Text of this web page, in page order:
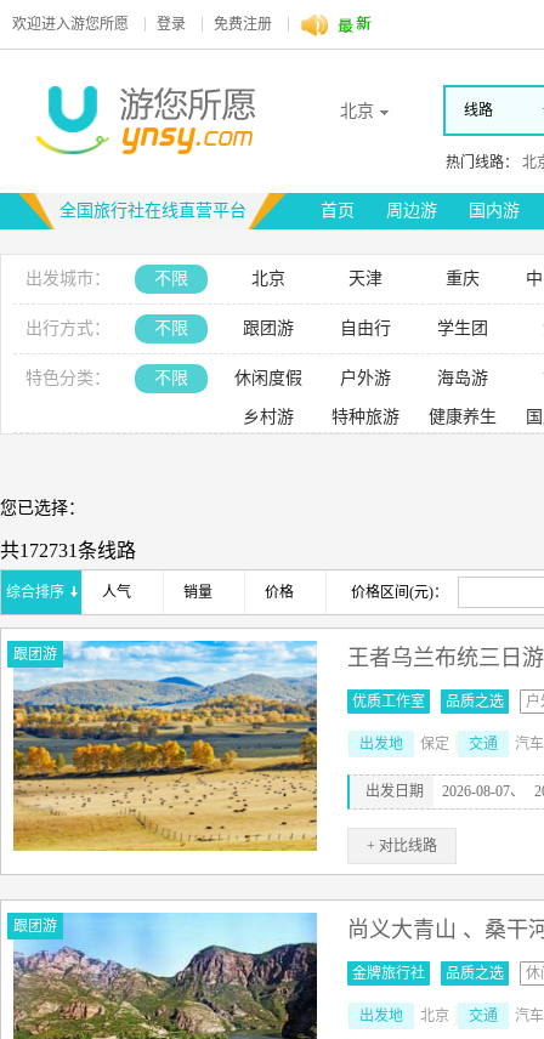
欢迎进入游您所愿 登录 免费注册
北京 线路
热门线路： 北
全国旅行社在线直营平台 首页 周边游 国内游
出发城市： 不限 北京 天津 重庆
合肥 成都 昆明
出行方式： 不限 跟团游 自由行 学生团
特色分类： 不限 休闲度假 户外游 海岛游
乡村游 特种旅游 健康养生
您已选择：
共172731条线路
综合排序 人气 销量 价格 价格区间(元)：
跟团游 王者乌兰布统三日游
优质工作室 品质之选 户
出发地 保定 交通 汽
出发日期 2026-08-07、
+ 对比线路
跟团游 尚义大青山 、桑干
金牌旅行社 品质之选 休
出发地 北京 交通 汽